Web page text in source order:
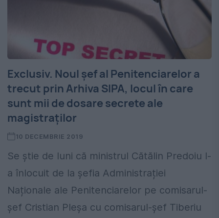
Exclusiv. Noul șef al Penitenciarelor a
trecut prin Arhiva SIPA, locul în care
sunt mii de dosare secrete ale
magistraților
10 DECEMBRIE 2019
Se știe de luni că ministrul Cătălin Predoiu l-
a înlocuit de la șefia Administrației
Naționale ale Penitenciarelor pe comisarul-
șef Cristian Pleșa cu comisarul-șef Tiberiu